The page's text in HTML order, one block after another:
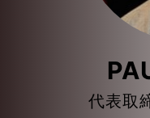
代表取